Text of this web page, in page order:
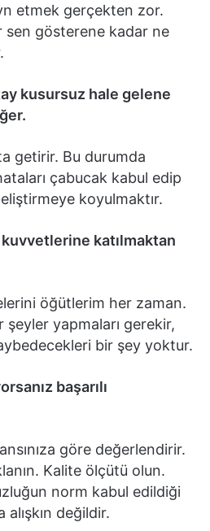
etmek gerçekten zor.
sen gösterene kadar ne
kusursuz hale gelene
getirir. Bu durumda
çabucak kabul edip
koyulmaktır.
katılmaktan
öğütlerim her zaman.
yapmaları gerekir,
bir şey yoktur.
başarılı
göre değerlendirir.
Kalite ölçütü olun.
norm kabul edildiği
değildir.